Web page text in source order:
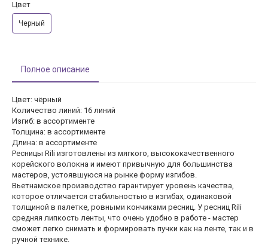
Цвет
Черный
Полное описание
Цвет: чёрный
Количество линий: 16 линий
Изгиб: в ассортименте
Толщина: в ассортименте
Длина: в ассортименте
Ресницы Rili изготовлены из мягкого, высококачественного
корейского волокна и имеют привычную для большинства
мастеров, устоявшуюся на рынке форму изгибов.
Вьетнамское производство гарантирует уровень качества,
которое отличается стабильностью в изгибах, одинаковой
толщиной в палетке, ровными кончиками ресниц. У ресниц Rili
средняя липкость ленты, что очень удобно в работе - мастер
сможет легко снимать и формировать пучки как на ленте, так и в
ручной технике.